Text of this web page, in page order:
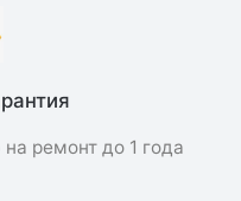
ремонт до 1 года